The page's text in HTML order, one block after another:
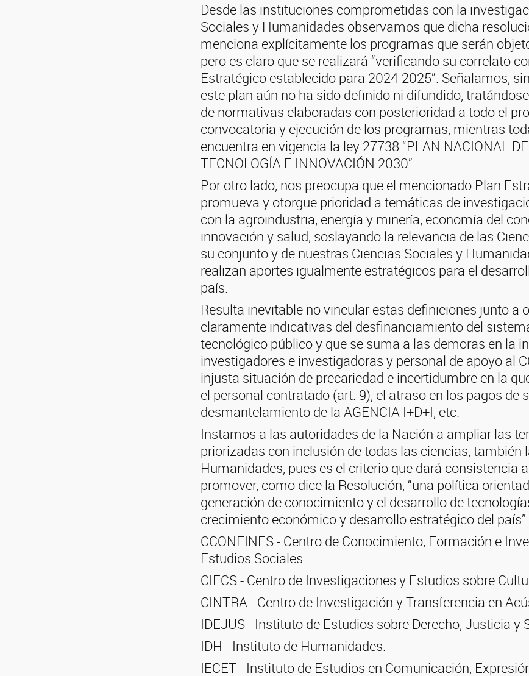
Desde las instituciones comprometidas con la
Sociales y Humanidades observamos que dicha
menciona explícitamente los programas que serán
pero es claro que se realizará “verificando su correlato
Estratégico establecido para 2024-2025”. Señalamos,
este plan aún no ha sido definido ni difundido,
de normativas elaboradas con posterioridad a todo el
convocatoria y ejecución de los programas, mientras
encuentra en vigencia la ley 27738 “PLAN NACIONAL
TECNOLOGÍA E INNOVACIÓN 2030”.
Por otro lado, nos preocupa que el mencionado Plan
promueva y otorgue prioridad a temáticas de
con la agroindustria, energía y minería, economía del
innovación y salud, soslayando la relevancia de las
su conjunto y de nuestras Ciencias Sociales y
realizan aportes igualmente estratégicos para el
país.
Resulta inevitable no vincular estas definiciones junto a
claramente indicativas del desfinanciamiento del
tecnológico público y que se suma a las demoras en la
investigadores e investigadoras y personal de apoyo al
injusta situación de precariedad e incertidumbre en la
el personal contratado (art. 9), el atraso en los pagos de
desmantelamiento de la AGENCIA I+D+I, etc.
Instamos a las autoridades de la Nación a ampliar las
priorizadas con inclusión de todas las ciencias, también
Humanidades, pues es el criterio que dará consistencia
promover, como dice la Resolución, “una política
generación de conocimiento y el desarrollo de
crecimiento económico y desarrollo estratégico del país”.
CCONFINES - Centro de Conocimiento, Formación e
Estudios Sociales.
CIECS - Centro de Investigaciones y Estudios sobre
CINTRA - Centro de Investigación y Transferencia en
IDEJUS - Instituto de Estudios sobre Derecho, Justicia y
IDH - Instituto de Humanidades.
IECET - Instituto de Estudios en Comunicación,